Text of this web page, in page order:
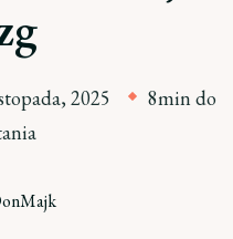
2025
8min do